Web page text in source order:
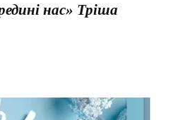
нас» Тріша